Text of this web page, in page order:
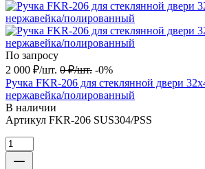
По запросу
2 000 ₽/шт. 0 ₽/шт. -0%
Ручка FKR-206 для стеклянной двери
нержавейка/полированный
В наличии
Артикул FKR-206 SUS304/PSS